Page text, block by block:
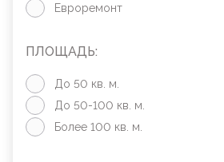
Евроремонт
ПЛОЩАДЬ:
До 50 кв. м.
До 50-100 кв. м.
Более 100 кв. м.